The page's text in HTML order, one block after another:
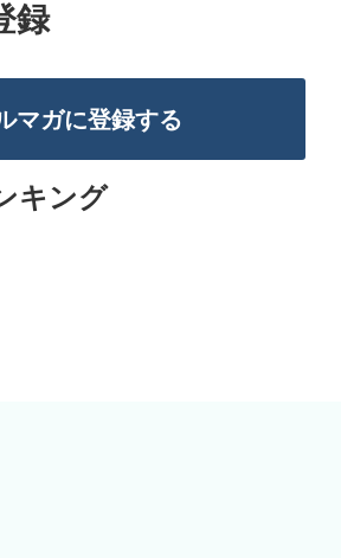
録
マガに登録する
キング